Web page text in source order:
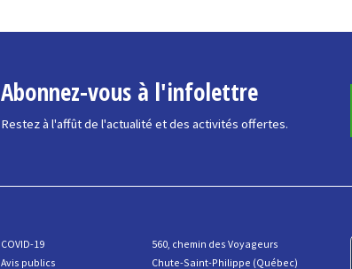
560, chemin des Voyageurs
Chute-Saint-Philippe (Québec)
COVID-19
Avis publics
Abonnez-vous à l'infolettre
Restez à l'affût de l'actualité et des activités offertes.